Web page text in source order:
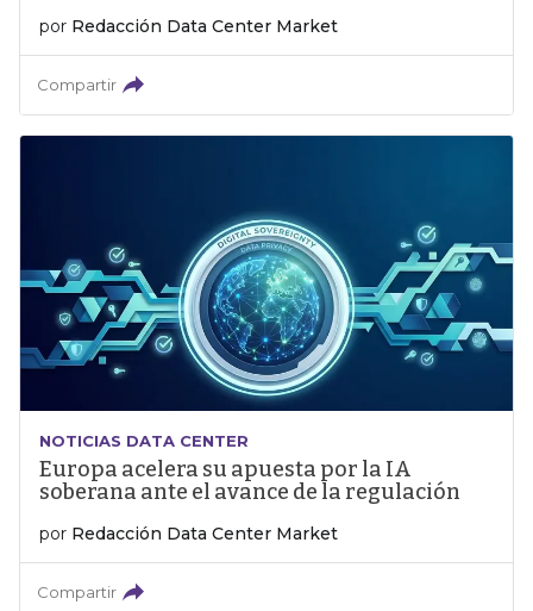
por Redacción Data Center Market
Compartir
NOTICIAS DATA CENTER
Europa acelera su apuesta por la IA
soberana ante el avance de la regulación
por Redacción Data Center Market
Compartir